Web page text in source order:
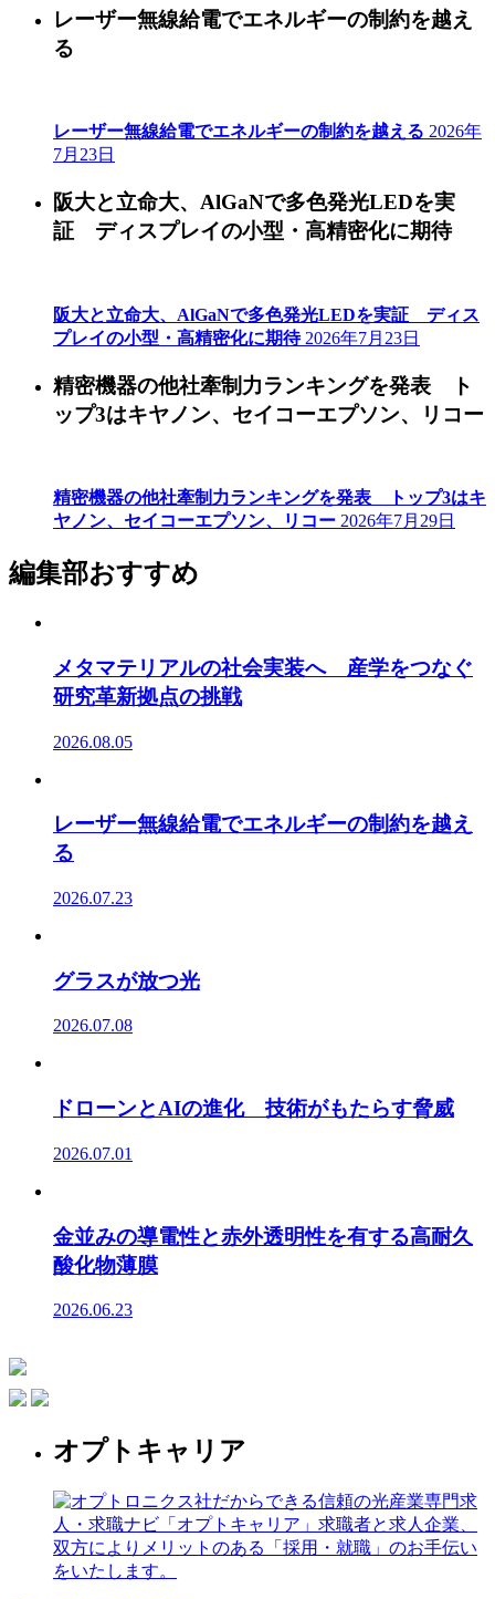
レーザー無線給電でエネルギーの制約を越え
る
レーザー無線給電でエネルギーの制約を越える 2026年
7月23日
阪大と立命大、AlGaNで多色発光LEDを実
証 ディスプレイの小型・高精密化に期待
阪大と立命大、AlGaNで多色発光LEDを実証 ディス
プレイの小型・高精密化に期待 2026年7月23日
精密機器の他社牽制力ランキングを発表 ト
ップ3はキヤノン、セイコーエプソン、リコー
精密機器の他社牽制力ランキングを発表 トップ3はキ
ヤノン、セイコーエプソン、リコー 2026年7月29日
編集部おすすめ
メタマテリアルの社会実装へ 産学をつなぐ
研究革新拠点の挑戦
2026.08.05
レーザー無線給電でエネルギーの制約を越え
る
2026.07.23
グラスが放つ光
2026.07.08
ドローンとAIの進化 技術がもたらす脅威
2026.07.01
金並みの導電性と赤外透明性を有する高耐久
酸化物薄膜
2026.06.23
オプトキャリア